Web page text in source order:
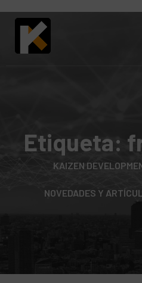
Etiqueta:
KAIZEN
NOVEDADES Y